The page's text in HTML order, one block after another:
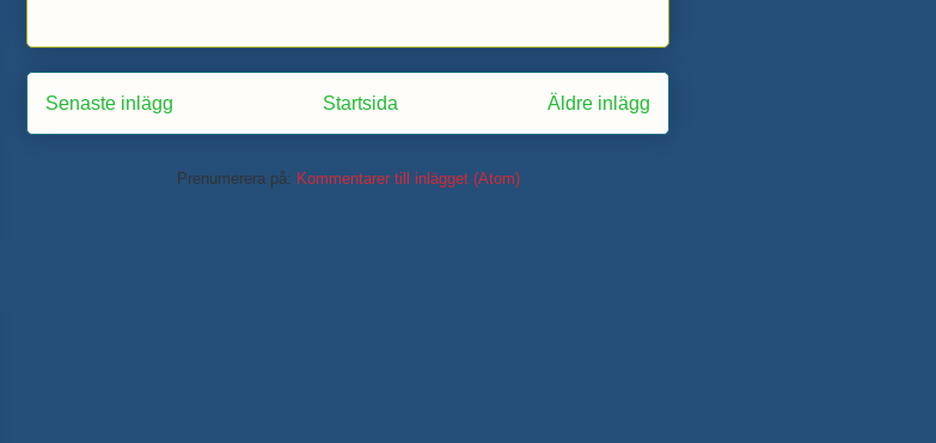
Senaste inlägg Äldre inlägg
Startsida
Prenumerera på: Kommentarer till inlägget (Atom)